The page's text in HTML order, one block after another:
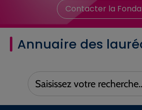
Contacter la
Annuaire des
Saisissez
votre